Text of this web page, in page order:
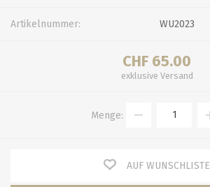
Artikelnummer: WU2023
CHF 65.00
exklusive Versand
Menge:
AUF WUNSCHLISTE